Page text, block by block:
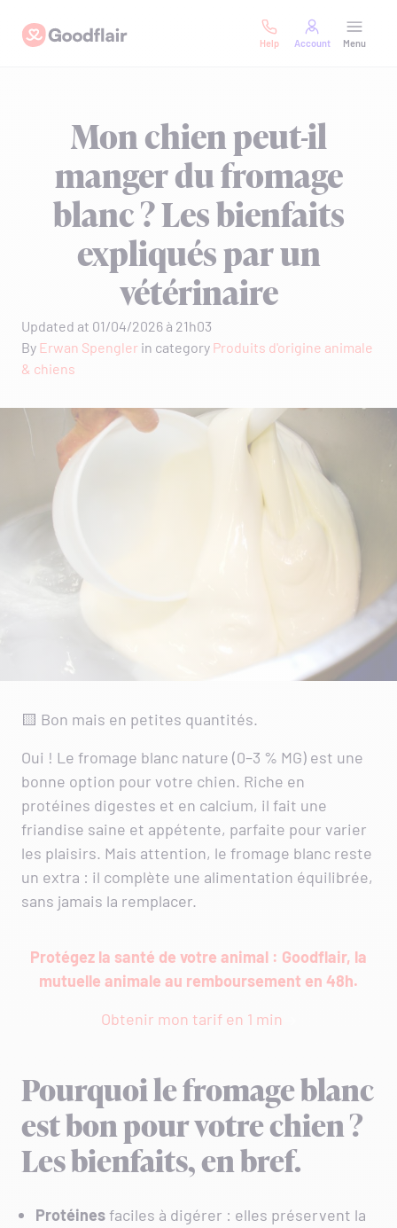
content
Goodflair
Help Account Menu
Mon chien peut-il
manger du fromage
blanc ? Les bienfaits
expliqués par un
vétérinaire
Updated at 01/04/2026 à 21h03
By Erwan Spengler in category Produits d'origine animale
& chiens
🟨 Bon mais en petites quantités.
Oui ! Le fromage blanc nature (0–3 % MG) est une
bonne option pour votre chien. Riche en
protéines digestes et en calcium, il fait une
friandise saine et appétente, parfaite pour varier
les plaisirs. Mais attention, le fromage blanc reste
un extra : il complète une alimentation équilibrée,
sans jamais la remplacer.
Protégez la santé de votre animal : Goodflair, la
mutuelle animale au remboursement en 48h.
Obtenir mon tarif en 1 min
Pourquoi le fromage blanc
est bon pour votre chien ?
Les bienfaits, en bref.
Protéinesfaciles à digérer : elles préservent la